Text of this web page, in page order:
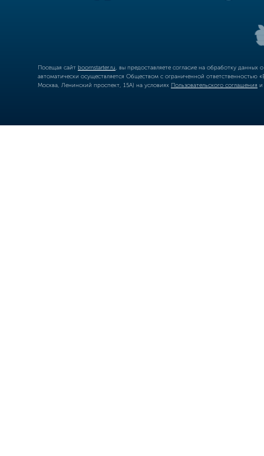
Посещая сайт boomstarter.ru , вы предоставляете согласие на обработку
автоматически осуществляется Обществом с ограниченной
Москва, Ленинский проспект, 15А) на условиях Пользовательского соглашения и